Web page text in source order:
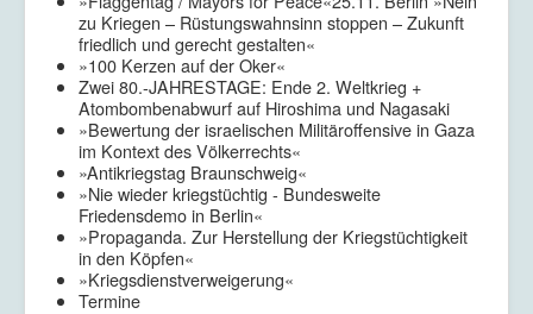
zu Kriegen – Rüstungswahnsinn stoppen – Zukunft
friedlich und gerecht gestalten«
»100 Kerzen auf der Oker«
Zwei 80.-JAHRESTAGE: Ende 2. Weltkrieg +
Atombombenabwurf auf Hiroshima und Nagasaki
»Bewertung der israelischen Militäroffensive in Gaza
im Kontext des Völkerrechts«
»Antikriegstag Braunschweig«
»Nie wieder kriegstüchtig - Bundesweite
Friedensdemo in Berlin«
»Propaganda. Zur Herstellung der Kriegstüchtigkeit
in den Köpfen«
»Kriegsdienstverweigerung«
Termine